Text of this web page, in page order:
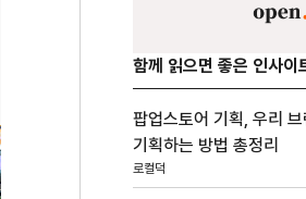
함께 읽으면 좋은 인사이
팝업스토어 기획, 우리
기획하는 방법 총정리
로컬덕